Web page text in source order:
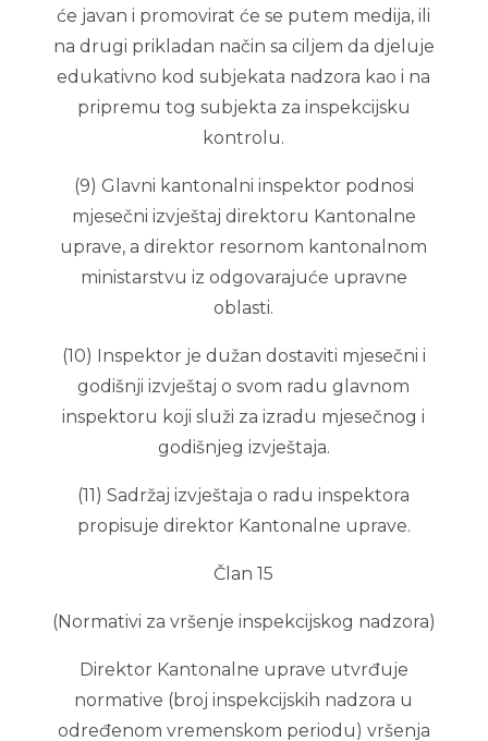
će javan i promovirat će se putem medija, ili
na drugi prikladan način sa ciljem da djeluje
edukativno kod subjekata nadzora kao i na
pripremu tog subjekta za inspekcijsku
kontrolu.
(9) Glavni kantonalni inspektor podnosi
mjesečni izvještaj direktoru Kantonalne
uprave, a direktor resornom kantonalnom
ministarstvu iz odgovarajuće upravne
oblasti.
(10) Inspektor je dužan dostaviti mjesečni i
godišnji izvještaj o svom radu glavnom
inspektoru koji služi za izradu mjesečnog i
godišnjeg izvještaja.
(11) Sadržaj izvještaja o radu inspektora
propisuje direktor Kantonalne uprave.
Član 15
(Normativi za vršenje inspekcijskog nadzora)
Direktor Kantonalne uprave utvrđuje
normative (broj inspekcijskih nadzora u
određenom vremenskom periodu) vršenja